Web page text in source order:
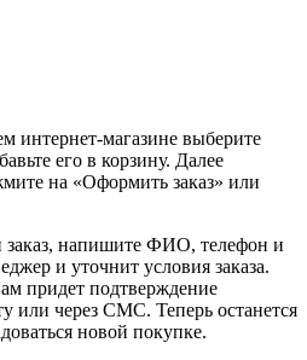
интернет-магазине выберите
его в корзину. Далее
на «Оформить заказ» или
заказ, напишите ФИО, телефон и
и уточнит условия заказа.
придет подтверждение
или через СМС. Теперь останется
новой покупке.